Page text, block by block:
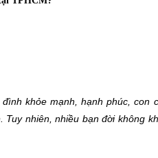
khỏe mạnh, hạnh phúc, con
nhiên, nhiều bạn đời không